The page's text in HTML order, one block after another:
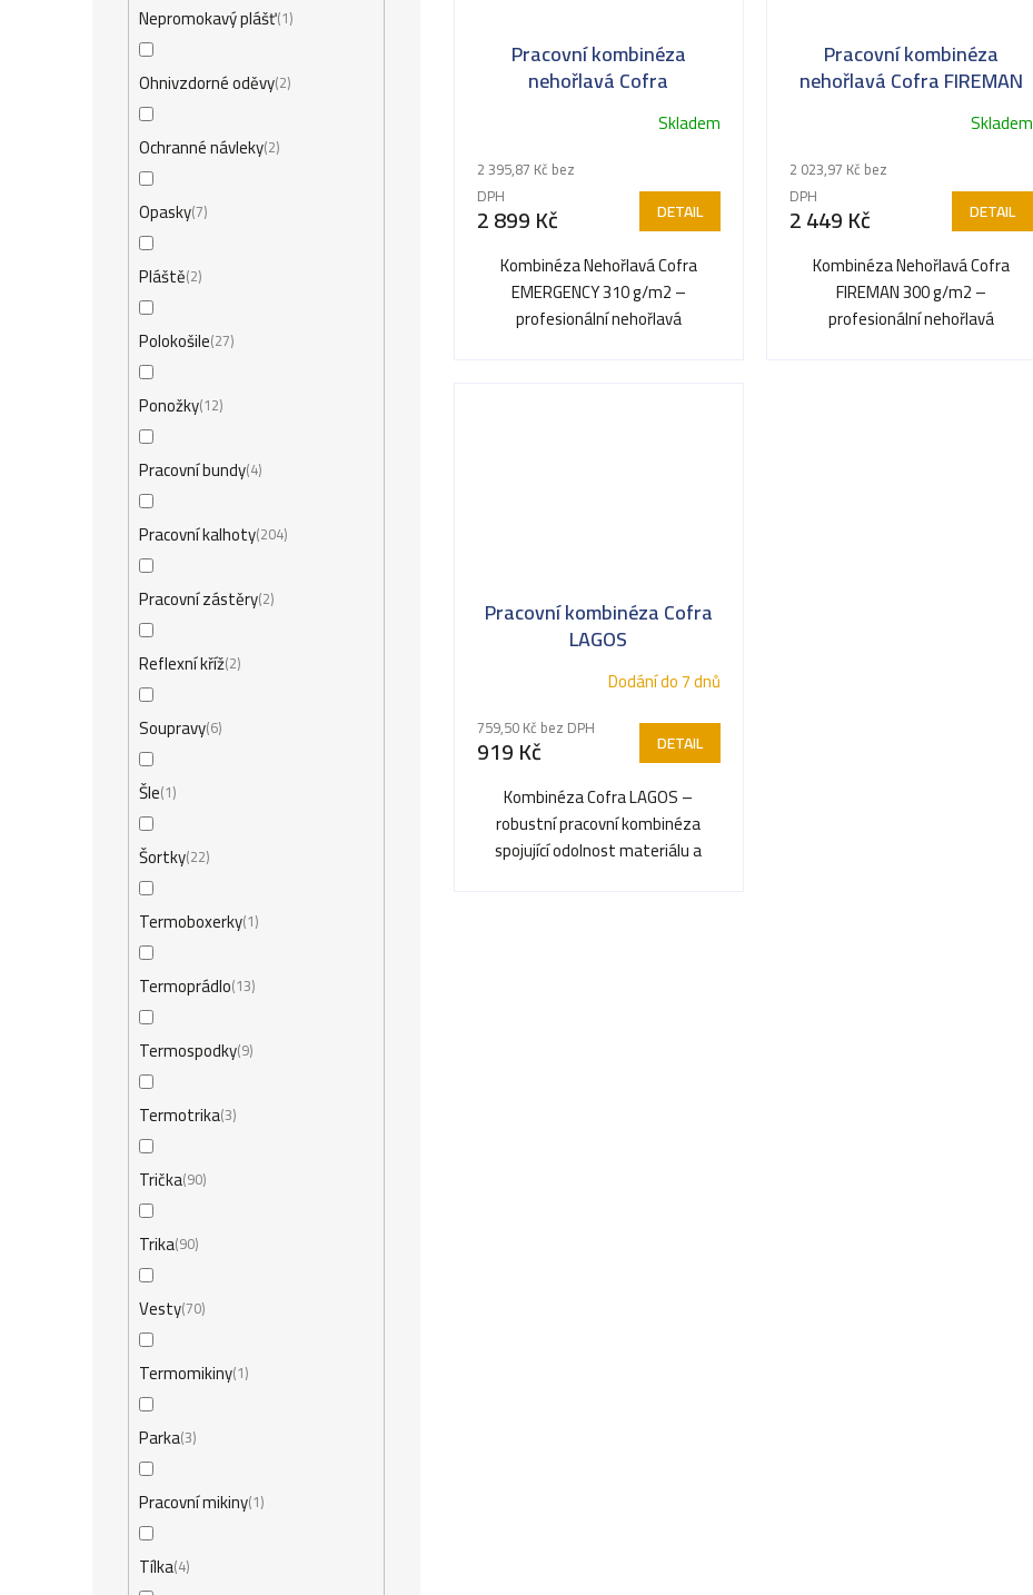
Nepromokavý plášť 1
Ohnivzdorné oděvy 2
Ochranné návleky 2
Opasky7
Pláště 2
Polokošile 27
Ponožky 12
Pracovní bundy 4
Pracovní kalhoty 204
Pracovní zástěry 2
Reflexní kříž 2
Soupravy 6
Šle 1
Šortky 22
Termoboxerky 1
Termoprádlo 13
Termospodky 9
Termotrika3
Trička 90
Trika 90
Vesty70
Termomikiny 1
Parka3
Pracovní mikiny 1
Tílka 4
Pracovní kombinéza
nehořlavá Cofra
Skladem
2 395,87 Kč bez
DPH
2 899 Kč DETAIL
Kombinéza Nehořlavá Cofra
EMERGENCY 310 g/m2 –
profesionální nehořlavá
Pracovní kombinéza
nehořlavá Cofra FIREMAN
produktu
je
5,0
hvězdiček.
Skladem
2 023,97 Kč bez
DPH
2 449 Kč DETAIL
Kombinéza Nehořlavá Cofra
FIREMAN 300 g/m2 –
profesionální nehořlavá
Pracovní kombinéza Cofra
LAGOS
Dodání do 7 dnů
759,50 Kč bez DPH
919 Kč DETAIL
Kombinéza Cofra LAGOS –
robustní pracovní kombinéza
spojující odolnost materiálu a